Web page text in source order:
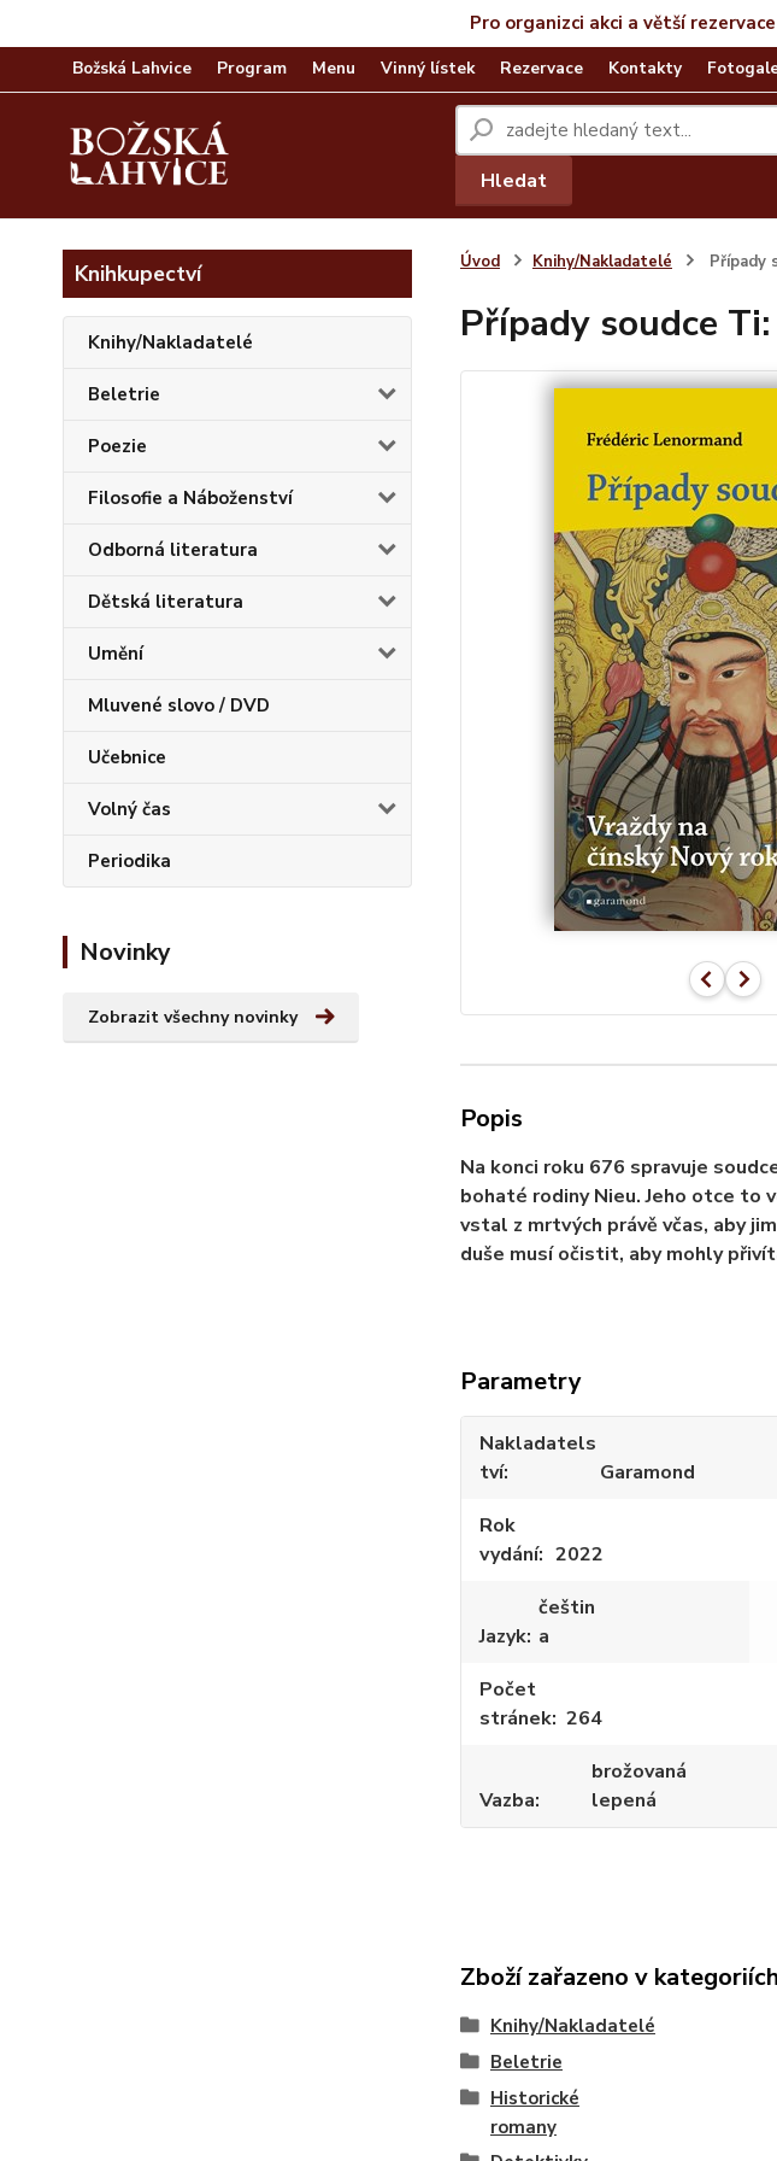
Pro organizci akci a větší
Božská Lahvice Program Menu Vinný lístek Rezervace Kontakty
Hledat
Knihkupectví
Knihy/Nakladatelé
Beletrie
Poezie
Filosofie a Náboženství
Odborná literatura
Dětská literatura
Umění
Mluvené slovo / DVD
Učebnice
Volný čas
Periodika
Novinky
Zobrazit všechny novinky
Úvod Knihy/Nakladatelé Případy
Případy soudce
Popis
Na konci roku 676 spravuje
bohaté rodiny Nieu. Jeho otce to
vstal z mrtvých právě včas, aby
duše musí očistit, aby mohly
Parametry
Nakladatels
tví
Garamond
Rok
vydání
2022
Jazyk
češtin
a
Počet
stránek 264
Vazba
brožovaná
lepená
Zboží zařazeno v kategoriích
Knihy/Nakladatelé
Beletrie
Historické
romany